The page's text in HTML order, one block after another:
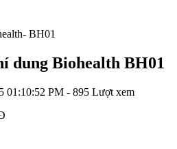
dung Biohealth BH01
01:10:52 PM - 895 Lượt xem